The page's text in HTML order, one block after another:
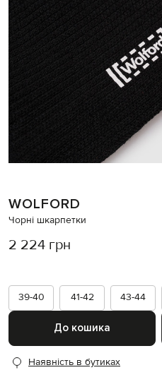
WOLFORD
Чорні шкарпетки
2 224 грн
39-40
41-42 43-44
До кошика
Наявність в бутиках